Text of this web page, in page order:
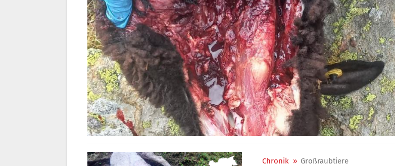
Chronik » Großraubtiere